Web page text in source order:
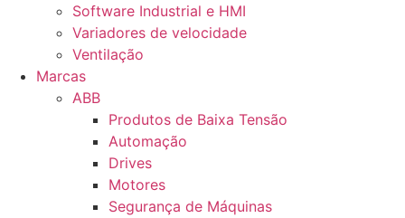
Software Industrial e HMI
Variadores de velocidade
Ventilação
Marcas
ABB
Produtos de Baixa Tensão
Automação
Drives
Motores
Segurança de Máquinas